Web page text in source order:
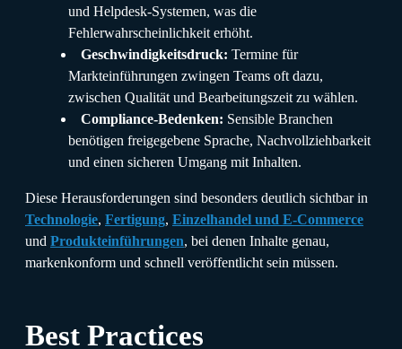
und Helpdesk-Systemen, was die
Fehlerwahrscheinlichkeit erhöht.
Geschwindigkeitsdruck: Termine für
Markteinführungen zwingen Teams oft dazu,
zwischen Qualität und Bearbeitungszeit zu wählen.
Compliance-Bedenken: Sensible Branchen
benötigen freigegebene Sprache, Nachvollziehbarkeit
und einen sicheren Umgang mit Inhalten.
Diese Herausforderungen sind besonders deutlich sichtbar in
Technologie, Fertigung, Einzelhandel und E-Commerce
und Produkteinführungen, bei denen Inhalte genau,
markenkonform und schnell veröffentlicht sein müssen.
Best Practices